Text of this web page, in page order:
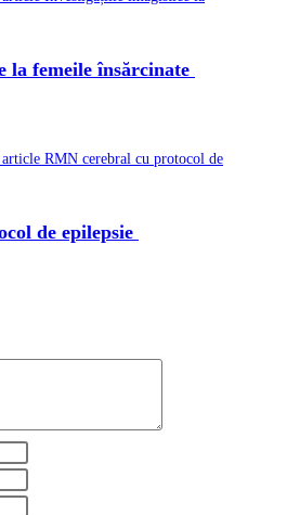
la femeile însărcinate
de epilepsie